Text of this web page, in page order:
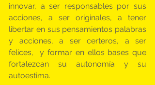
innovar, a ser responsables por sus
acciones, a ser originales, a tener
libertar en sus pensamientos palabras
y acciones, a ser certeros, a ser
felices,  y formar en ellos bases que
fortalezcan su autonomía y su
autoestima.